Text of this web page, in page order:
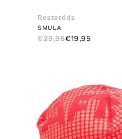
Resteröds
SMULA
€29,95€19,95